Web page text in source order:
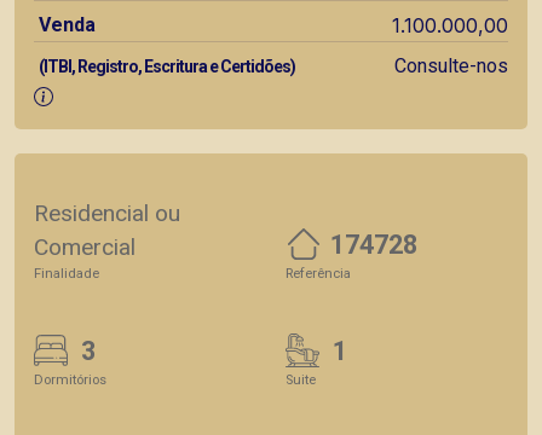
Venda
1.100.000,00
(ITBI, Registro, Escritura e Certidões) Consulte-nos
Residencial ou
Comercial
Finalidade
174728
Referência
3
Dormitórios
1
Suite